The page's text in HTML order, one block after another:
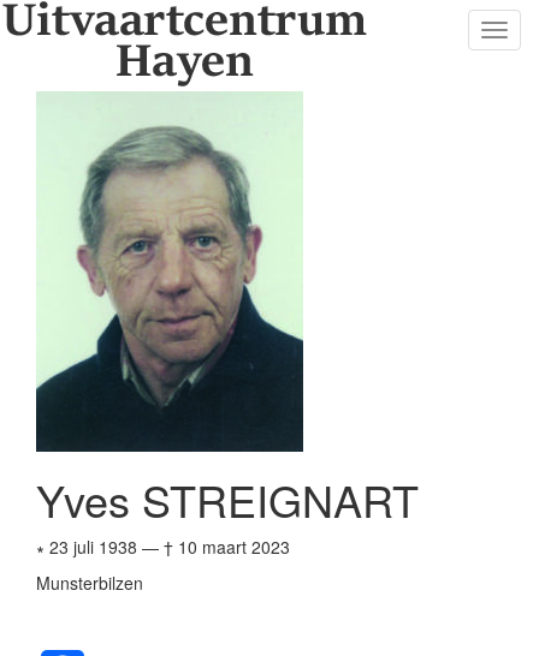
Yves STREIGNART
∗ 23 juli 1938 — † 10 maart 2023
Munsterbilzen